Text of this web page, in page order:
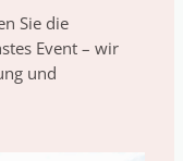
Sie die
Event – wir
und